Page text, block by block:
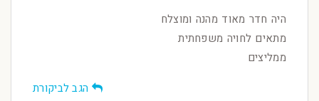
היה חדר מאוד מהנה ומוצלח
מתאים לחויה משפחתית
ממליצים
הגב לביקורת